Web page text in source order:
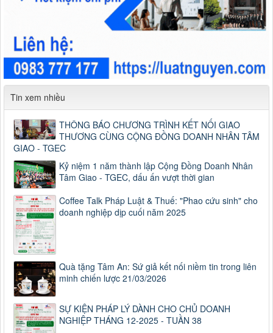
Tin xem nhiều
THÔNG BÁO CHƯƠNG TRÌNH KẾT NỐI GIAO
THƯƠNG CÙNG CỘNG ĐỒNG DOANH NHÂN TÂM
GIAO - TGEC
Kỷ niệm 1 năm thành lập Cộng Đồng Doanh Nhân
Tâm Giao - TGEC, dấu ấn vượt thời gian
Coffee Talk Pháp Luật & Thuế: "Phao cứu sinh" cho
doanh nghiệp dịp cuối năm 2025
Quà tặng Tâm An: Sứ giả kết nối niềm tin trong liên
minh chiến lược 21/03/2026
SỰ KIỆN PHÁP LÝ DÀNH CHO CHỦ DOANH
NGHIỆP THÁNG 12-2025 - TUẦN 38